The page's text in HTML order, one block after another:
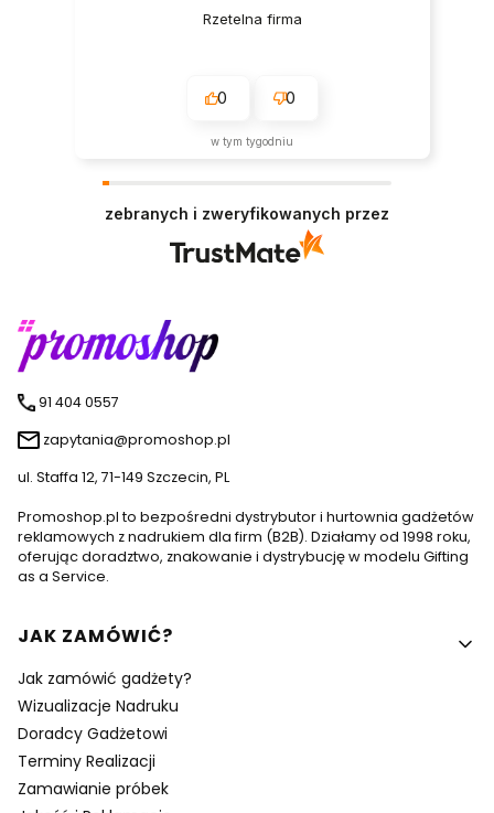
Rzetelna firma
0 0
w tym tygodniu
zebranych i zweryfikowanych przez
91 404 0557
zapytania@promoshop.pl
ul. Staffa 12, 71-149 Szczecin, PL
Promoshop.pl to bezpośredni dystrybutor i hurtownia gadżetów
reklamowych z nadrukiem dla firm (B2B). Działamy od 1998 roku,
oferując doradztwo, znakowanie i dystrybucję w modelu Gifting
as a Service.
Linki w stopce
JAK ZAMÓWIĆ?
Jak zamówić gadżety?
Wizualizacje Nadruku
Doradcy Gadżetowi
Terminy Realizacji
Zamawianie próbek